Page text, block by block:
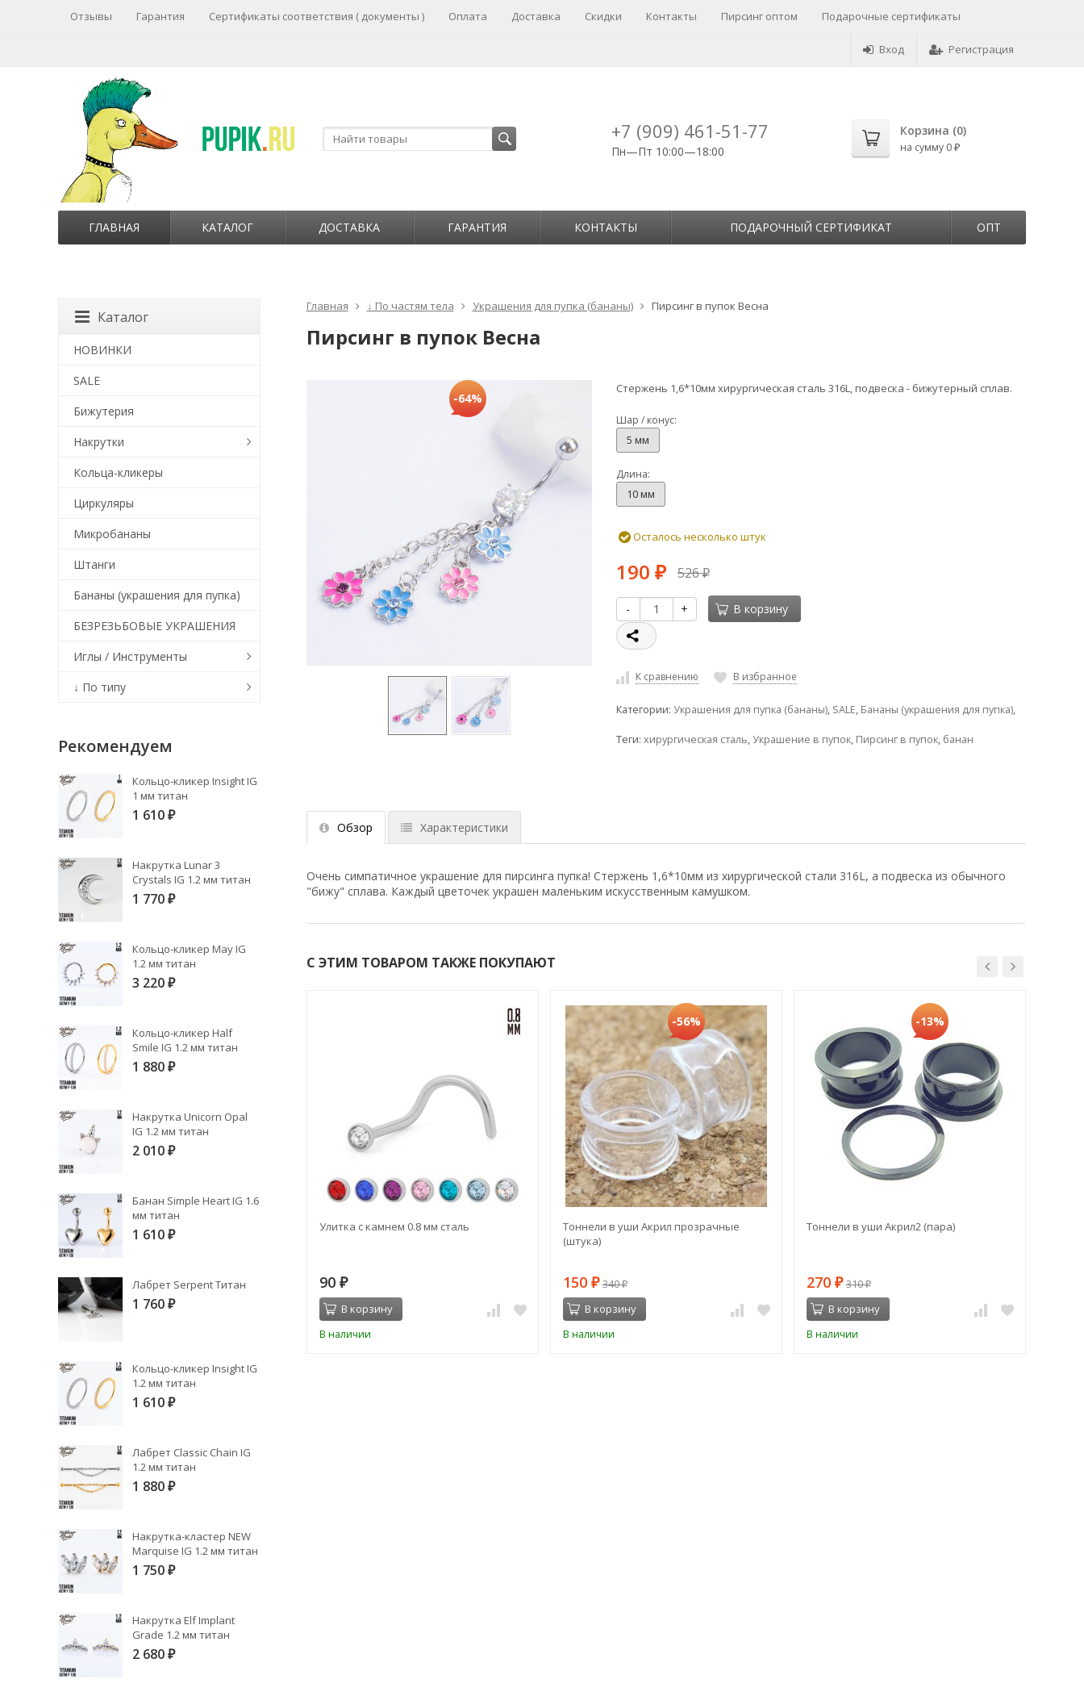
Отзывы Гарантия Сертификаты соответствия ( документы ) Оплата Доставка Скидки Контакты Пирсинг оптом Подарочные сертификаты
Вход Регистрация
+7 (909) 461-51-77
Пн—Пт 10:00—18:00
Корзина (0)
на сумму 0 ₽
ГЛАВНАЯ КАТАЛОГ ДОСТАВКА ГАРАНТИЯ КОНТАКТЫ ПОДАРОЧНЫЙ СЕРТИФИКАТ ОПТ
Главная ↓ По частям тела Украшения для пупка (бананы) Пирсинг в пупок Весна
Пирсинг в пупок Весна
-64%
Стержень 1,6*10мм хирургическая сталь 316L, подвеска - бижутерный сплав.
Шар / конус:
5 мм
Длина:
10 мм
Осталось несколько штук
190 ₽ 526₽
- + В корзину
К сравнению В избранное
Категории: Украшения для пупка (бананы), SALE, Бананы (украшения для пупка),
Теги: хирургическая сталь,Украшение в пупок, Пирсинг в пупок, банан
Обзор Характеристики
Очень симпатичное украшение для пирсинга пупка! Стержень 1,6*10мм из хирургической стали 316L, а подвеска из обычного
"бижу" сплава. Каждый цветочек украшен маленьким искусственным камушком.
С ЭТИМ ТОВАРОМ ТАКЖЕ ПОКУПАЮТ
Штанга конус 1.2 мм сталь
90
В корзину
Улитка с камнем 0.8 мм сталь
90 ₽
В корзину
В наличии
-56%
Тоннели в уши Акрил прозрачные
(штука)
150 ₽ 340₽
В корзину
В наличии
-13%
Тоннели в уши Акрил2 (пара)
270 ₽ 310₽
В корзину
В наличии
Каталог
НОВИНКИ
SALE
Бижутерия
Накрутки
Кольца-кликеры
Циркуляры
Микробананы
Штанги
Бананы (украшения для пупка)
БЕЗРЕЗЬБОВЫЕ УКРАШЕНИЯ
Иглы / Инструменты
↓ По типу
Рекомендуем
Кольцо-кликер Insight IG
1 мм титан
1 610 ₽
Накрутка Lunar 3
Crystals IG 1.2 мм титан
1 770 ₽
Кольцо-кликер May IG
1.2 мм титан
3 220 ₽
Кольцо-кликер Half
Smile IG 1.2 мм титан
1 880 ₽
Накрутка Unicorn Opal
IG 1.2 мм титан
2 010 ₽
Банан Simple Heart IG 1.6
мм титан
1 610 ₽
Лабрет Serpent Титан
1 760 ₽
Кольцо-кликер Insight IG
1.2 мм титан
1 610 ₽
Лабрет Classic Chain IG
1.2 мм титан
1 880 ₽
Накрутка-кластер NEW
Marquise IG 1.2 мм титан
1 750 ₽
Накрутка Elf Implant
Grade 1.2 мм титан
2 680 ₽